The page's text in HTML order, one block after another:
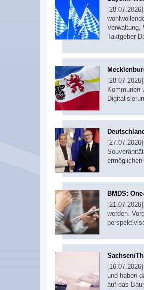
Verwaltung,
Taktgeber
Kommunen
BMDS:
werden.
Sachsen/
und haben
auf das